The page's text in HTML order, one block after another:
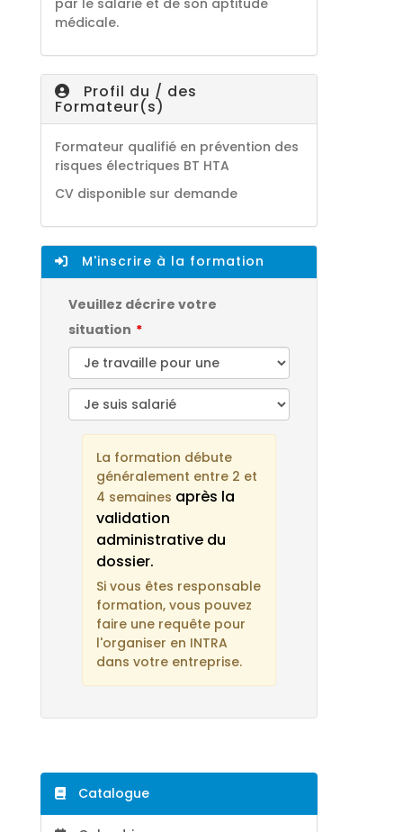
par le salarié et de son aptitude
médicale.
Profil du / des
Formateur(s)
Formateur qualifié en prévention des
risques électriques BT HTA
CV disponible sur demande
M'inscrire à la formation
Veuillez décrire votre
situation
La formation débute
généralement entre 2 et
4 semaines après la
validation
administrative du
dossier.
Si vous êtes responsable
formation, vous pouvez
faire une requête pour
l'organiser en INTRA
dans votre entreprise.
Catalogue